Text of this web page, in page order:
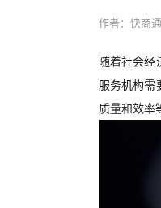
作者：快商通
随着社会经
服务机构需
质量和效率